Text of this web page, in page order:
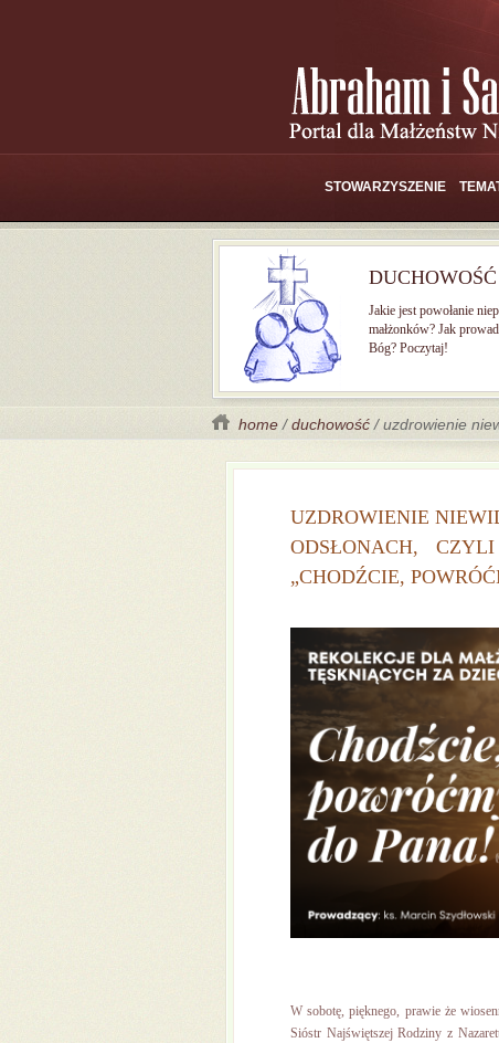
STOWARZYSZENIE
DUCHOWOŚĆ
Jakie jest powołanie
małżonków? Jak
Bóg? Poczytaj!
home /duchowość / uzdrowienie
UZDROWIENIE
ODSŁONACH,
„CHODŹCIE,
W sobotę, pięknego, prawie że
Sióstr Najświętszej Rodziny z